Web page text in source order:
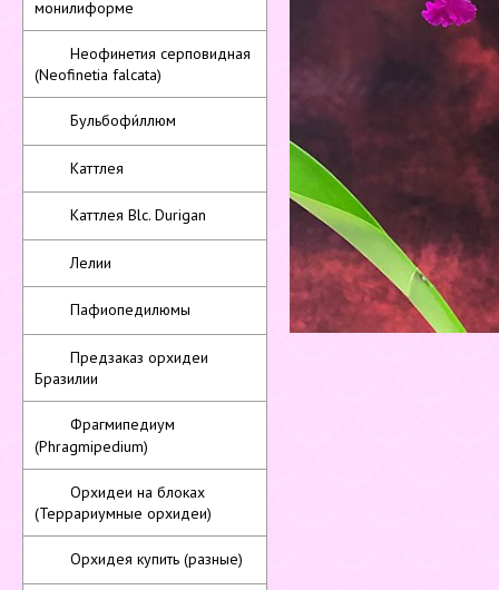
монилиформе
Неофинетия серповидная
(Neofinetia falcata)
Бульбофи́ллюм
Каттлея
Каттлея Blc. Durigan
Лелии
Пафиопедилюмы
Предзаказ орхидеи
Бразилии
Фрагмипедиум
(Phragmipedium)
Орхидеи на блоках
(Террариумные орхидеи)
Орхидея купить (разные)